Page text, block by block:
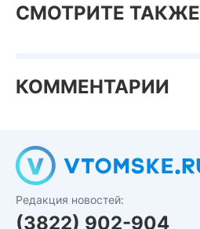
СМОТРИТЕ ТАКЖЕ
КОММЕНТАРИИ
Редакция новостей:
(3822) 902-904